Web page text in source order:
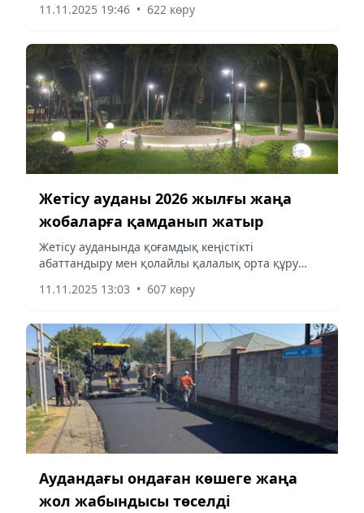
беру инфрақұрылымының даму барысы туралы
11.11.2025 19:46 • 622 көру
Жетісу ауданы 2026 жылғы жаңа
жобаларға қамданып жатыр
Жетісу ауданында қоғамдық кеңістікті
абаттандыру мен қолайлы қалалық орта құру
Жылқыбаеваның айтуынша, бұл жобалар
11.11.2025 13:03 • 607 көру
Аудандағы ондаған көшеге жаңа
жол жабындысы төселді